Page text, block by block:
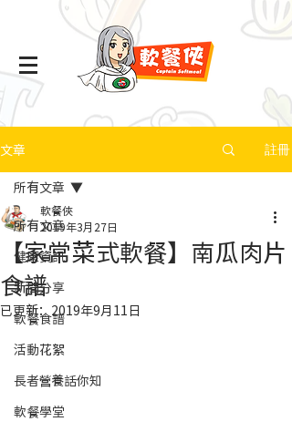
文章 註冊
所有文章
健康資訊
新聞分享
軟餐食譜
活動花絮
長者營養話你知
軟餐學堂
所有文章
【家常菜式軟餐】南瓜肉片
食譜
軟餐俠
2019年3月27日
已更新： 2019年9月11日